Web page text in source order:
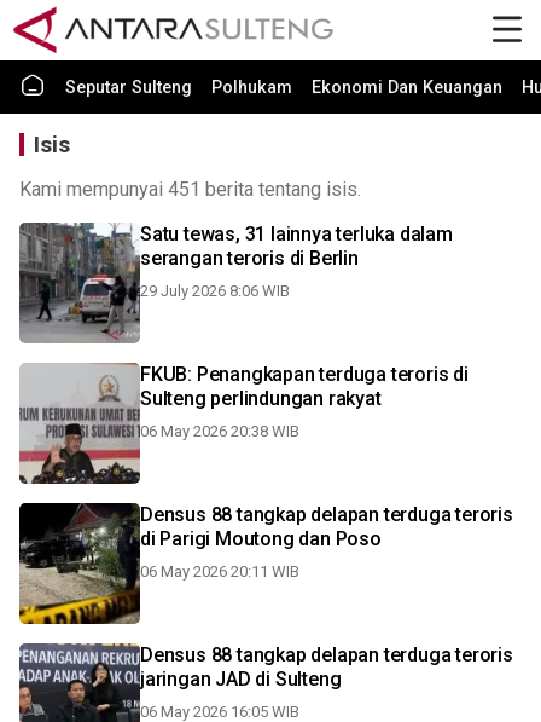
Seputar Sulteng Polhukam Ekonomi Dan Keuangan
Isis
Kami mempunyai 451 berita tentang isis.
Satu tewas, 31 lainnya terluka dalam
serangan teroris di Berlin
29 July 2026 8:06 WIB
FKUB: Penangkapan terduga teroris di
Sulteng perlindungan rakyat
06 May 2026 20:38 WIB
Densus 88 tangkap delapan terduga teroris
di Parigi Moutong dan Poso
06 May 2026 20:11 WIB
Densus 88 tangkap delapan terduga teroris
jaringan JAD di Sulteng
06 May 2026 16:05 WIB